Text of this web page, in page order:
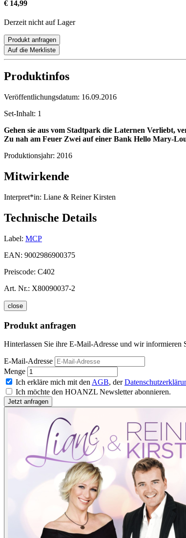
€ 14,99
Derzeit nicht auf Lager
Produkt anfragen
Auf die Merkliste
Produktinfos
Veröffentlichungsdatum: 16.09.2016
Set-Inhalt: 1
Gehen sie aus vom Stadtpark die Laternen Verliebt,
Zu nah am Feuer Zwei auf einer Bank Hello Mary-
Produktionsjahr: 2016
Mitwirkende
Interpret*in: Liane & Reiner Kirsten
Technische Details
Label: MCP
EAN: 9002986900375
Preiscode: C402
Art. Nr.: X80090037-2
close
Produkt anfragen
Hinterlassen Sie ihre E-Mail-Adresse und wir informieren
E-Mail-Adresse
Menge
Ich erkläre mich mit den AGB, der
Ich möchte den HOANZL Newsletter abonnieren.